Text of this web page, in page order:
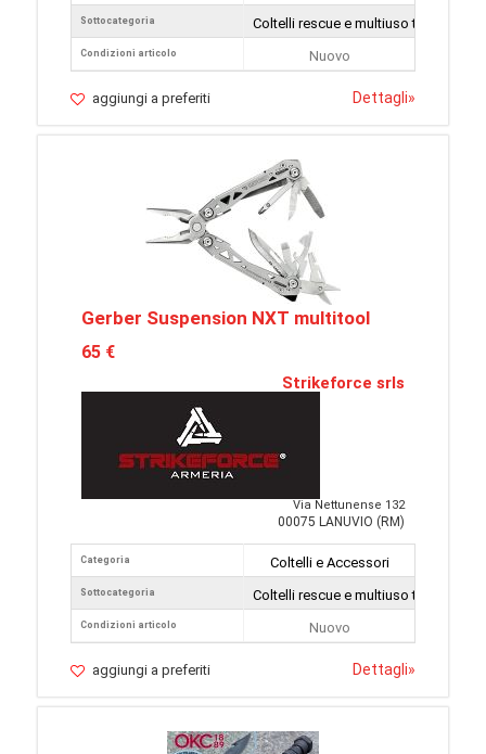
Sottocategoria
Condizioni articolo
Coltelli rescue e multiuso tattici
Nuovo
aggiungi a preferiti Dettagli»
Gerber Suspension NXT multitool
65 €
Strikeforce srls
Via Nettunense 132
00075 LANUVIO (RM)
Categoria
Sottocategoria
Condizioni articolo
Coltelli e Accessori
Coltelli rescue e multiuso tattici
Nuovo
aggiungi a preferiti Dettagli»